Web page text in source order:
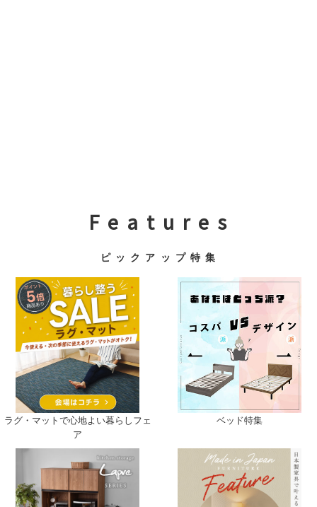
F e a t u r e s
ピ ッ ク ア ッ プ 特 集
ラグ・マットで心地よい暮らしフェ
ア
ベッド特集